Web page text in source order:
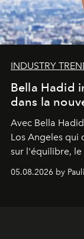
INDUSTRY
Bella Hadid
dans la
Avec Bella
Los Angeles qui
sur l'équilibre,
05.08.2026 by